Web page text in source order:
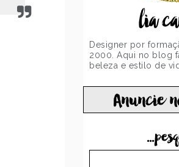
lia
Designer por
2000. Aqui no blog
beleza e estilo de
Anuncie